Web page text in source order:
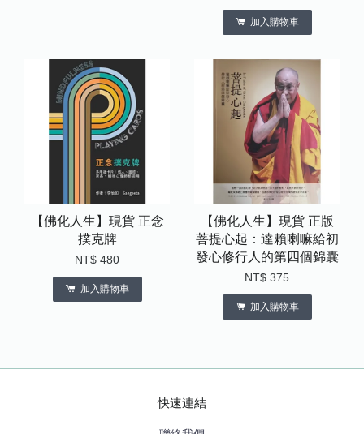
加入購物車
【佛化人生】現貨 正念
撲克牌
NT$ 480
加入購物車
【佛化人生】現貨 正版
菩提心起：達賴喇嘛給初
發心修行人的第四個錦囊
NT$ 375
加入購物車
快速連結